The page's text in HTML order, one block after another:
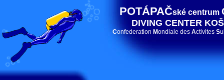
POTÁPAČské centrum
DIVING CENTER
Confederation Mondiale des Activites S